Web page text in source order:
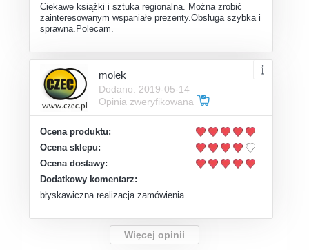
Ciekawe książki i sztuka regionalna. Można zrobić
zainteresowanym wspaniałe prezenty.Obsługa szybka i
sprawna.Polecam.
molek
Dodano: 2019-05-14
Opinia zweryfikowana
Ocena produktu:
Ocena sklepu:
Ocena dostawy:
Dodatkowy komentarz:
błyskawiczna realizacja zamówienia
Więcej opinii